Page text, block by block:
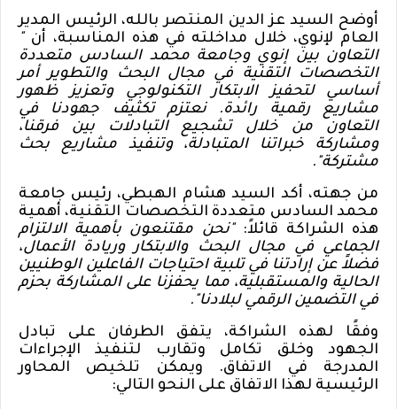
أوضح السيد عز الدين المنتصر بالله، الرئيس المدير
العام لإنوي، خلال مداخلته في هذه المناسبة، أن
التعاون بين إنوي وجامعة محمد السادس متعددة
التخصصات التقنية في مجال البحث والتطوير أمر
أساسي لتحفيز الابتكار التكنولوجي وتعزيز ظهور
مشاريع رقمية رائدة. نعتزم تكثيف جهودنا في
التعاون من خلال تشجيع التبادلات بين فرقنا،
ومشاركة خبراتنا المتبادلة، وتنفيذ مشاريع بحث
مشتركة ."
من جهته، أكد السيد هشام الهبطي، رئيس جامعة
محمد السادس متعددة التخصصات التقنية، أهمية
هذه الشراكة قائلاً:
"نحن مقتنعون بأهمية الالتزام
الجماعي في مجال البحث والابتكار وريادة الأعمال،
فضلاً عن إرادتنا في تلبية احتياجات الفاعلين الوطنيين
الحالية والمستقبلية، مما يحفزنا على المشاركة بحزم
في التضمين الرقمي لبلادنا ."
وفقًا لهذه الشراكة، يتفق الطرفان على تبادل
الجهود وخلق تكامل وتقارب لتنفيذ الإجراءات
المدرجة في الاتفاق. ويمكن تلخيص المحاور
الرئيسية لهذا الاتفاق على النحو التالي: